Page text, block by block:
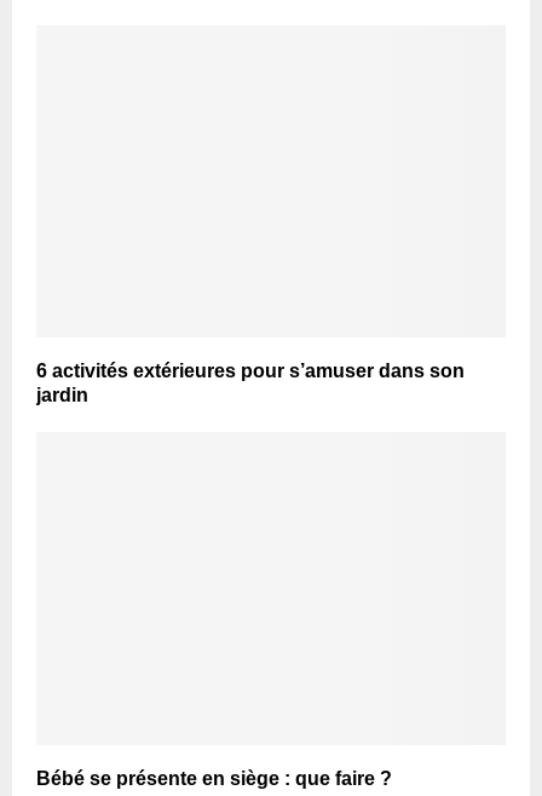
6 activités extérieures pour s’amuser dans son
jardin
Bébé se présente en siège : que faire ?